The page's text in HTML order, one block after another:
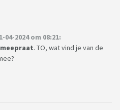
2024 om 08:21:
. TO, wat vind je van de